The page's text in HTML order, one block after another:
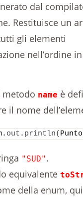
dal
Restituisce un
gli elementi
nell’ordine
metodo name è
il nome
out . println(
"SUD" .
equivalente
della enum,